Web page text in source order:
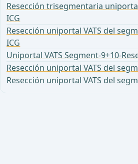
Resección trisegmentaria
ICG
Resección uniportal VATS del
ICG
Uniportal VATS Segment-9+10-
Resección uniportal VATS del
Resección uniportal VATS del